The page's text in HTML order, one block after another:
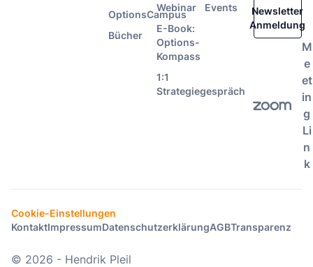
OptionsCampus
Bücher
Webinar
E-Book:
Options-
Kompass
1:1
Strategiegespräch
Events
Newsletter
Anmeldung
M
e
et
in
g
Li
n
k
© 2026 - Hendrik Pleil
KontaktImpressumDatenschutzerklärungAGBTransparenz
Cookie-Einstellungen